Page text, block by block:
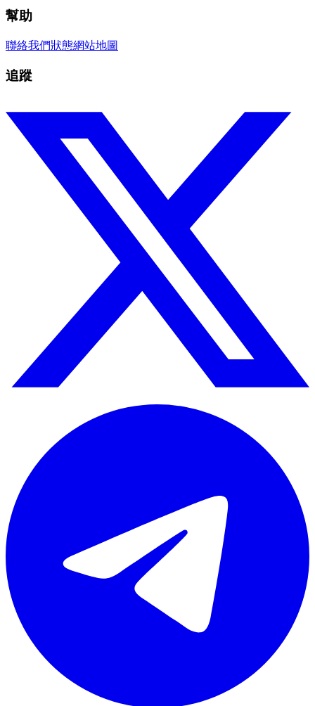
幫助
聯絡我們狀態網站地圖
追蹤